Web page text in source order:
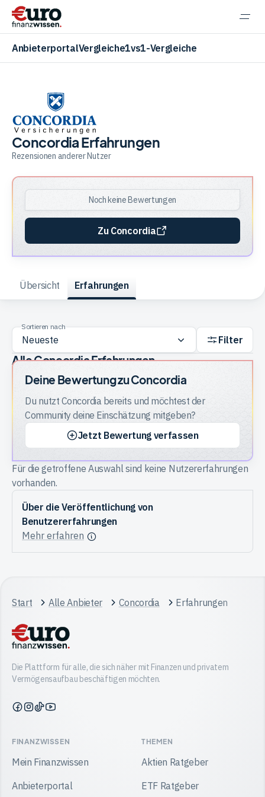
AnbieterportalVergleiche1vs1-Vergleiche
Aktien
Krypto
Trading
Rohstoffe
Finanzen
Anleihen
Concordia Erfahrungen
Rezensionen anderer Nutzer
Übersicht Erfahrungen
Noch keine Bewertungen
Zu Concordia
Sortieren nach
Filter
Alle Concordia Erfahrungen
Deine Bewertung zuConcordia
Du nutzt Concordiabereits und möchtest der
Community deine Einschätzung mitgeben?
Jetzt Bewertung verfassen
Für die getroffene Auswahl sind keine Nutzererfahrungen
vorhanden.
Über die Veröffentlichung von
Benutzererfahrungen
Mehr erfahren
Start Alle Anbieter Concordia Erfahrungen
Die Plattform für alle, die sich näher mit Finanzen und privatem
Vermögensaufbau beschäftigen möchten.
Finanzwissen
Facebook
Finanzwissen
Instagram
Finanzwissen
TikTok
Finanzwissen
YouTube
FINANZWISSEN
Mein Finanzwissen
Anbieterportal
THEMEN
Aktien Ratgeber
ETF Ratgeber